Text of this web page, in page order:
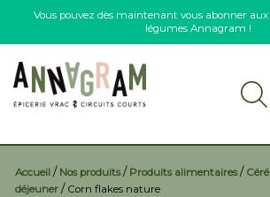
Accueil / Nos produits/ Produits alimentaires/
déjeuner / Corn flakes nature
Vous pouvez dès maintenant vous abonner
légumes Annagram !